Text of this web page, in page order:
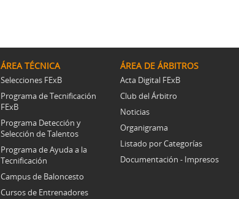
ÁREA TÉCNICA
Selecciones FExB
Programa de Tecnificación
FExB
Programa Detección y
Selección de Talentos
Programa de Ayuda a la
Tecnificación
Campus de Baloncesto
Cursos de Entrenadores
ÁREA DE ÁRBITROS
Acta Digital FExB
Club del Árbitro
Noticias
Organigrama
Listado por Categorías
Documentación - Impresos